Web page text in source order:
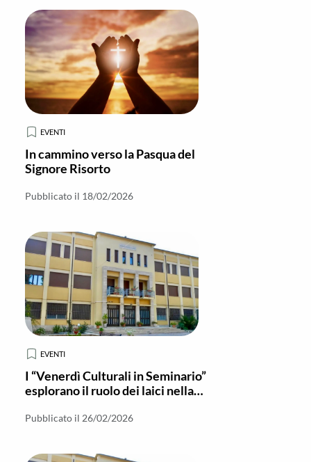
EVENTI
In cammino verso la Pasqua del
Signore Risorto
Pubblicato il 18/02/2026
EVENTI
I “Venerdì Culturali in Seminario”
esplorano il ruolo dei laici nella
Pubblicato il 26/02/2026